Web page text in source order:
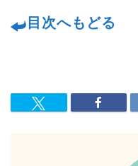
目次へもどる